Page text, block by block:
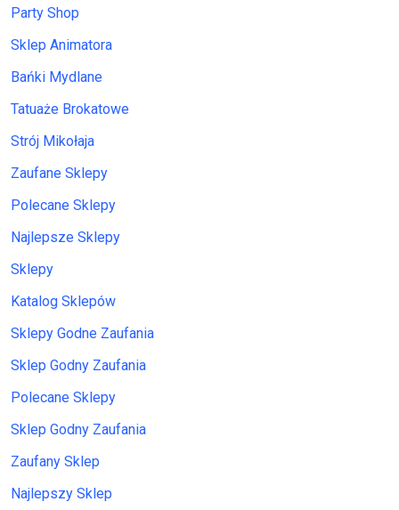
Party Shop
Sklep Animatora
Bańki Mydlane
Tatuaże Brokatowe
Strój Mikołaja
Zaufane Sklepy
Polecane Sklepy
Najlepsze Sklepy
Sklepy
Katalog Sklepów
Sklepy Godne Zaufania
Sklep Godny Zaufania
Polecane Sklepy
Sklep Godny Zaufania
Zaufany Sklep
Najlepszy Sklep